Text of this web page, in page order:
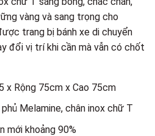
vàng và sang trọng cho
trang bị bánh xe di chuyển
đổi vị trí khi cần mà vẫn có chốt
x Rộng 75cm x Cao 75cm
Melamine, chân inox chữ T
mới khoảng 90%